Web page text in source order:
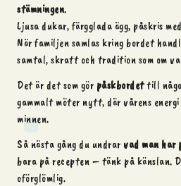
stämningen.
Ljusa dukar, färgglada ägg, påskris
När familjen samlas kring bordet
samtal, skratt och tradition som om
Det är det som gör påskbordettill
gammalt möter nytt, där vårens
minnen.
Så nästa gång du undrar vad man har
bara på recepten – tänk på känslan.
oförglömlig.